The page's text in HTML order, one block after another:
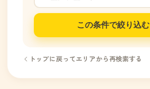
この条件で絞り込む
トップに戻ってエリアから再検索する